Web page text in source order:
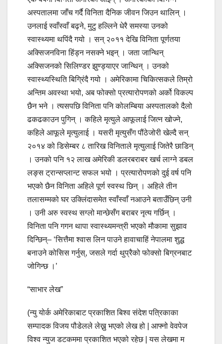
अस्पतालमा जाँच गर्दै विनिता दैनिक जीवन जिउन थालिन् ।
उनलाई स्वाँस्वाँ बढ्ने, मुटु हल्लिने धेरै समस्या उनको
स्वास्थ्यमा थपिंदै गयो । सन् २०११ देखि विनिता पूर्णतया
अक्सिजनविना हिंड्न नसक्ने भइन् । जता जान्थिन्
अक्सिजनको सिलिण्डर झुण्ड्याएर जान्थिन् । उनको
स्वास्थ्यस्थिति बिग्रिंदै गयो । अमेरिकामा चिकित्सकले तिम्रो
अन्तिम अवस्था भयो, अब फोक्सो प्रत्यारोपणको अर्को विकल्प
छैन भने । त्यसपछि विनिता पनि कोलम्बिया अस्पतालको दैलो
ढकढकाउन पुगिन् । कहिले मृत्युले आफूलाई जित्न खोज्ने,
कहिले आफूले मृत्युलाई । यसरी मृत्युसँग पौंठेजोरी खेल्दै सन्
२०१४ को डिसेम्बर ८ तारिख विनिताले मृत्युलाई जितेरै छाडिन्
। उनको पनि १२ लाख अमेरिकी डलरबराबर खर्च लाग्ने डबल
लङ्स ट्रान्सप्लान्ट सफल भयो । प्रत्यारोपणको दुई वर्ष पनि
भएको छैन विनिता अहिले पूर्ण स्वस्थ छिन् । अहिले तीन
तलासम्मको घर उक्लिंदासमेत स्वाँस्वाँ नआउने बताउँछिन् उनी
। उनी अरु स्वस्थ सग्लो मान्छेसँग बराबर नृत्य गर्छिन् ।
विनिता पनि गगन थापा स्वास्थ्यमन्त्री भएको मौकामा सुझाव
दिन्छिन्– ‘सित्तैमा श्वास लिन पाउने हावाचाहिं नेपालमा शुद्ध
बनाउने कोसिस गर्नुस्, जसले गर्दा थुप्रैको फोक्सो बिग्रनबाट
जोगिन्छ ।’
“साभार लेख”
(न्यु योर्क अमेरिकाबाट प्रकाशित बिश्व संदेश पत्रिकाका
सम्पादक विजय पौडेलले लेख्नु भएको लेख हो | आफ्नो वेवपेज
विश्व न्युज डटकममा प्रकाशित भएको रहेछ | यस लेखमा म